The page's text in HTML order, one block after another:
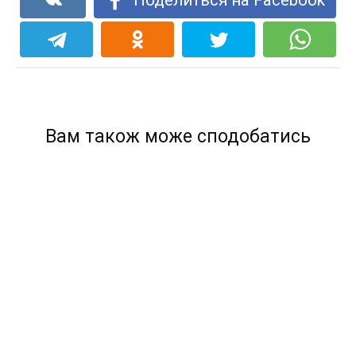
Вам також може сподобатись